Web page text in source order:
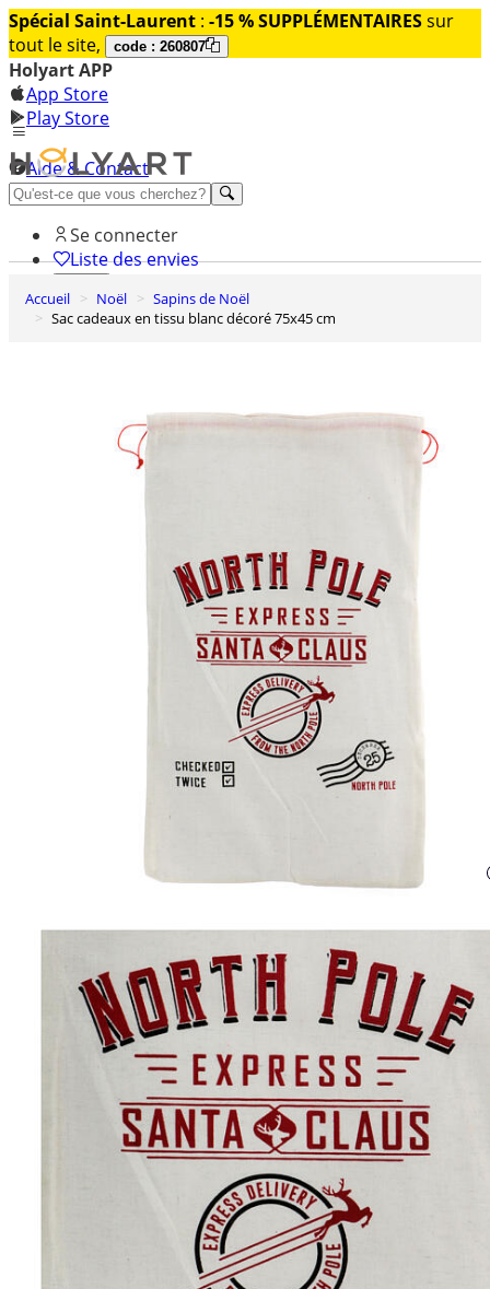
Spécial Saint-Laurent : -15 % SUPPLÉMENTAIRESsur
tout le site,
code : 260807
Holyart APP
App Store
Play Store
Aide & Contact
Découvrez Premium
Se connecter
Liste des envies
0
Panier
Accueil Noël
Sapins de Noël
Sac cadeaux en tissu blanc décoré 75x45 cm